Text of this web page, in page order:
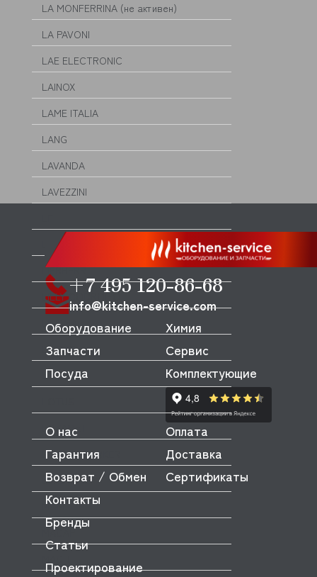
LA MONFERRINA (не активен)
LA PAVONI
LAE ELECTRONIC
LAINOX
LAME ITALIA
LANG
LAVANDA
LAVEZZINI
LGB
LIEBHERR
LILLY CODROIPO
LILOMA
LINCAT
LINCOLN
LOZAMET
LUCIFER-PARKER
LUXSTAHL
M&M
MACAP
+7 495 120-86-68
info@kitchen-service.com
Оборудование
Запчасти
Посуда
Химия
Сервис
Комплектующие
О нас
Оплата
Гарантия
Доставка
Возврат / Обмен
Сертификаты
Контакты
Бренды
Статьи
Проектирование